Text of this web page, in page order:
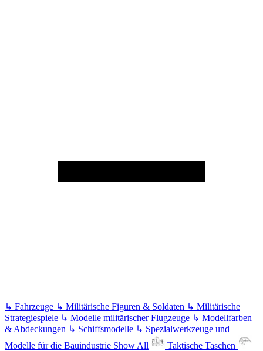
↳ Fahrzeuge ↳ Militärische Figuren & Soldaten ↳ Militärische
Strategiespiele ↳ Modelle militärischer Flugzeuge ↳ Modellfarben
& Abdeckungen ↳ Schiffsmodelle ↳ Spezialwerkzeuge und
Modelle für die Bauindustrie Show All
Taktische Taschen